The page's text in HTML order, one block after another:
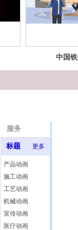
中国
标题 更多
产品动画
施工动画
工艺动画
机械动画
宣传动画
医疗动画
服务